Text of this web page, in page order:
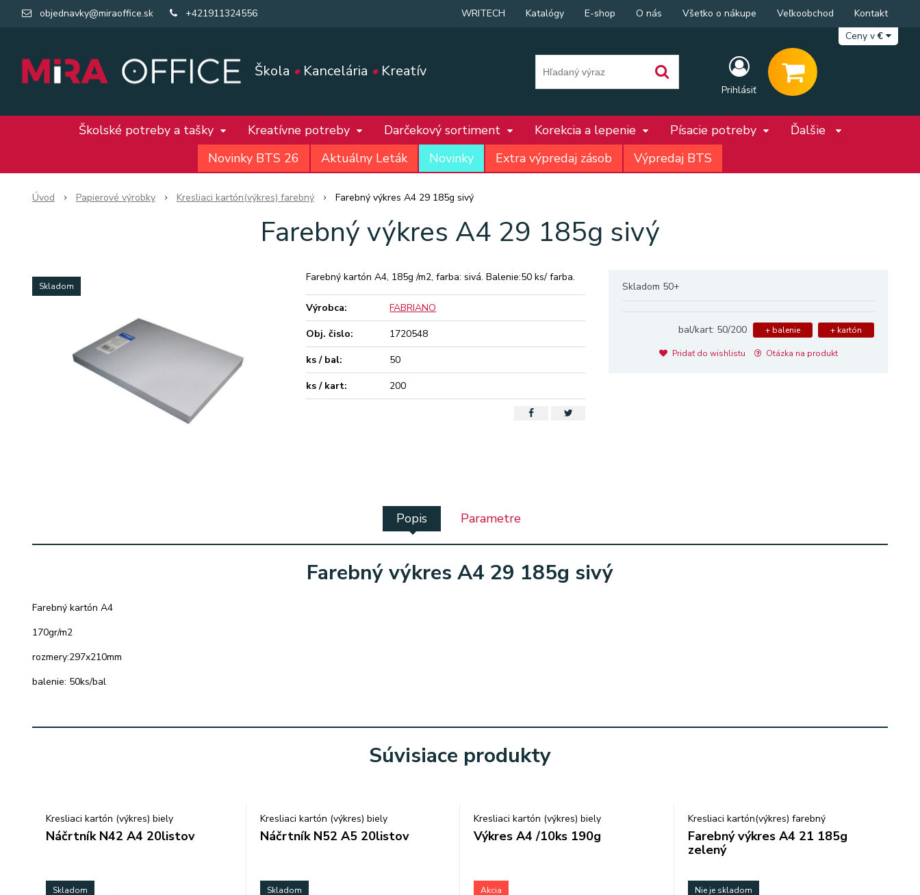
Škola •Kancelária •Kreatív
objednavky@miraoffice.sk +421911324556
Prihlásiť
WRITECH Katalógy E-shop O nás Všetko o nákupe Veľkoobchod
Kontakt
Ceny v€
Školské potreby a tašky Kreatívne potreby Darčekový sortiment Korekcia a lepenie Písacie potreby
Ďalšie
Novinky BTS 26
Aktuálny Leták Novinky Extra výpredaj zásob Výpredaj BTS
Úvod Papierové výrobky Kresliaci kartón(výkres) farebný Farebný výkres A4 29 185g sivý
Farebný výkres A4 29 185g sivý
Skladom Skladom 50+
bal/kart: 50/200 + balenie + kartón
Pridať do wishlistu Otázka na produkt
Farebný kartón A4, 185g /m2, farba: sivá. Balenie:50 ks/ farba.
Výrobca:
FABRIANO
Obj. čislo:
1720548
ks / bal:
50
ks / kart:
200
Popis Parametre
Farebný výkres A4 29 185g sivý
Farebný kartón A4
170gr/m2
rozmery:297x210mm
balenie: 50ks/bal
Súvisiace produkty
Kresliaci kartón (výkres) biely
Náčrtník N42 A4 20listov
Skladom
Kresliaci kartón (výkres) biely
Náčrtník N52 A5 20listov
Skladom
Kresliaci kartón (výkres) biely
Výkres A4 /10ks 190g
Akcia
Kresliaci kartón(výkres) farebný
Farebný výkres A4 21 185g
zelený
Nie je skladom